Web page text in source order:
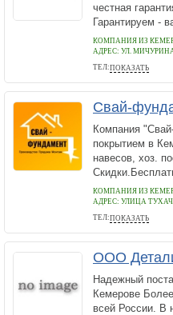
честная
Гарантируем -
КОМПАНИЯ ИЗ
АДРЕС: УЛ.
ТЕЛ:ПОКАЗАТЬ
+7 (3842) 583030
Свай-
Компания
покрытием в
навесов, хоз.
КОМПАНИЯ ИЗ
АДРЕС: УЛИЦА
ТЕЛ:ПОКАЗАТЬ
+7 (906) 983-41-17
ООО
Надежный
Кемерове
всей России. В